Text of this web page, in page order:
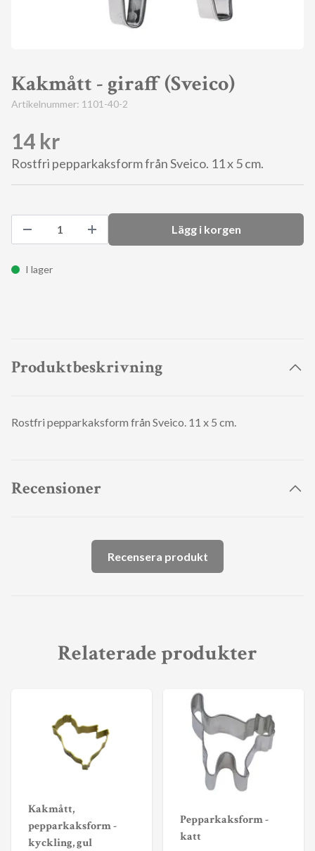
Kakmått - giraff (Sveico)
Artikelnummer: 1101-40-2
14 kr
Rostfri pepparkaksform från Sveico. 11 x 5 cm.
Lägg i korgen
I lager
Produktbeskrivning
Rostfri pepparkaksform från Sveico. 11 x 5 cm.
Recensioner
Recensera produkt
Relaterade produkter
Kakmått,
pepparkaksform -
kyckling, gul
Pepparkaksform -
katt